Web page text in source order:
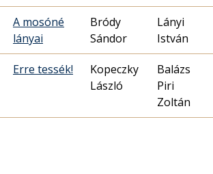
A mosóné
lányai
Bródy
Sándor
Lányi
István
Erre tessék!
Kopeczky
László
Balázs
Piri
Zoltán